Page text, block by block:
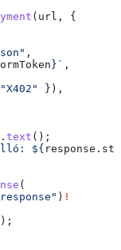
( url , {
,
} ` ,
"X402"
}),
. text ();
${ response .
(
) !
);